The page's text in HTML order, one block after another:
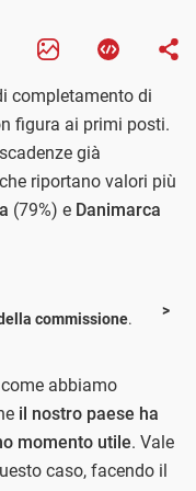
completamento di
figura ai primi posti.
già
riportano valori più
(79%) e Danimarca
commissione.
abbiamo
il nostro paese ha
momento utile. Vale
caso, facendo il